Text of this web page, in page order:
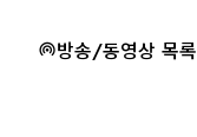
방송/동영상 목록